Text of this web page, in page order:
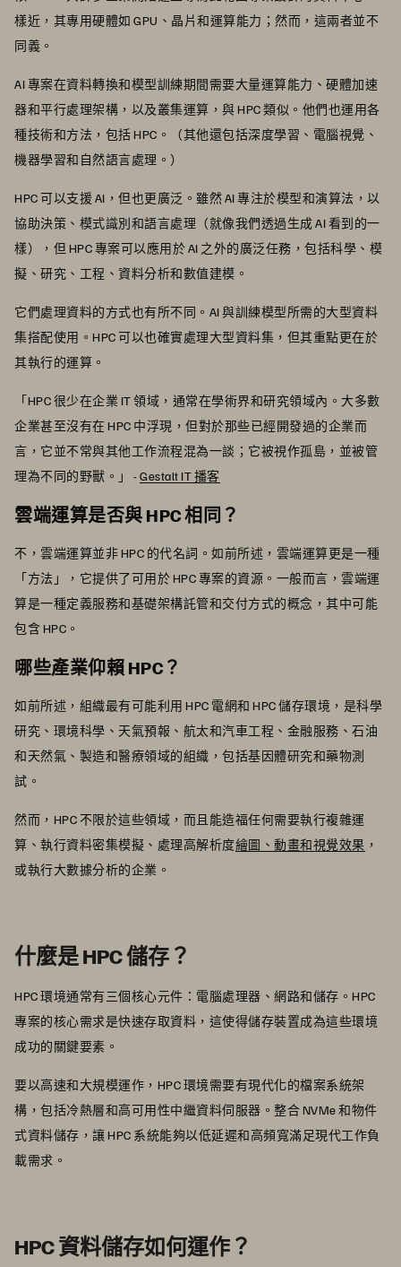
樣近，其專用硬體如 GPU、晶片和運算能力；然而，這兩者並不
同義。
AI 專案在資料轉換和模型訓練期間需要大量運算能力、硬體加速
器和平行處理架構，以及叢集運算，與 HPC 類似。他們也運用各
種技術和方法，包括 HPC。（其他還包括深度學習、電腦視覺、
機器學習和自然語言處理。）
HPC 可以支援 AI，但也更廣泛。雖然 AI 專注於模型和演算法，以
協助決策、模式識別和語言處理（就像我們透過生成 AI 看到的一
樣），但 HPC 專案可以應用於 AI 之外的廣泛任務，包括科學、模
擬、研究、工程、資料分析和數值建模。
它們處理資料的方式也有所不同。AI 與訓練模型所需的大型資料
集搭配使用。HPC 可以也確實處理大型資料集，但其重點更在於
其執行的運算。
「HPC 很少在企業 IT 領域，通常在學術界和研究領域內。大多數
企業甚至沒有在 HPC 中浮現，但對於那些已經開發過的企業而
言，它並不常與其他工作流程混為一談；它被視作孤島，並被管
理為不同的野獸。」 -Gestalt IT 播客
雲端運算是否與 HPC 相同？
不，雲端運算並非 HPC 的代名詞。如前所述，雲端運算更是一種
「方法」，它提供了可用於 HPC 專案的資源。一般而言，雲端運
算是一種定義服務和基礎架構託管和交付方式的概念，其中可能
包含 HPC。
哪些產業仰賴 HPC？
如前所述，組織最有可能利用 HPC 電網和 HPC 儲存環境，是科學
研究、環境科學、天氣預報、航太和汽車工程、金融服務、石油
和天然氣、製造和醫療領域的組織，包括基因體研究和藥物測
試。
然而，HPC 不限於這些領域，而且能造福任何需要執行複雜運
算、執行資料密集模擬、處理高解析度繪圖、動畫和視覺效果 ，
或執行大數據分析的企業。
什麼是 HPC 儲存？
HPC 環境通常有三個核心元件：電腦處理器、網路和儲存。HPC
專案的核心需求是快速存取資料，這使得儲存裝置成為這些環境
成功的關鍵要素。
要以高速和大規模運作，HPC 環境需要有現代化的檔案系統架
構，包括冷熱層和高可用性中繼資料伺服器。整合 NVMe 和物件
式資料儲存，讓 HPC 系統能夠以低延遲和高頻寬滿足現代工作負
載需求。
HPC 資料儲存如何運作？